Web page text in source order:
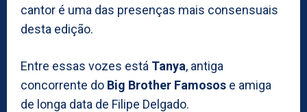
cantor é uma das presenças mais consensuais
desta edição.
Entre essas vozes está Tanya, antiga
concorrente do Big Brother Famosos e amiga
de longa data de Filipe Delgado.